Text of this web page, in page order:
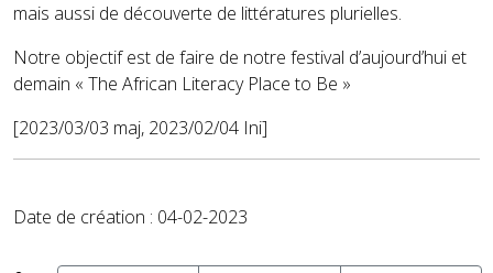
mais aussi de découverte de littératures plurielles.
Notre objectif est de faire de notre festival d’aujourd’hui et
demain « The African Literacy Place to Be »
[2023/03/03 maj, 2023/02/04 Ini]
Date de création : 04-02-2023